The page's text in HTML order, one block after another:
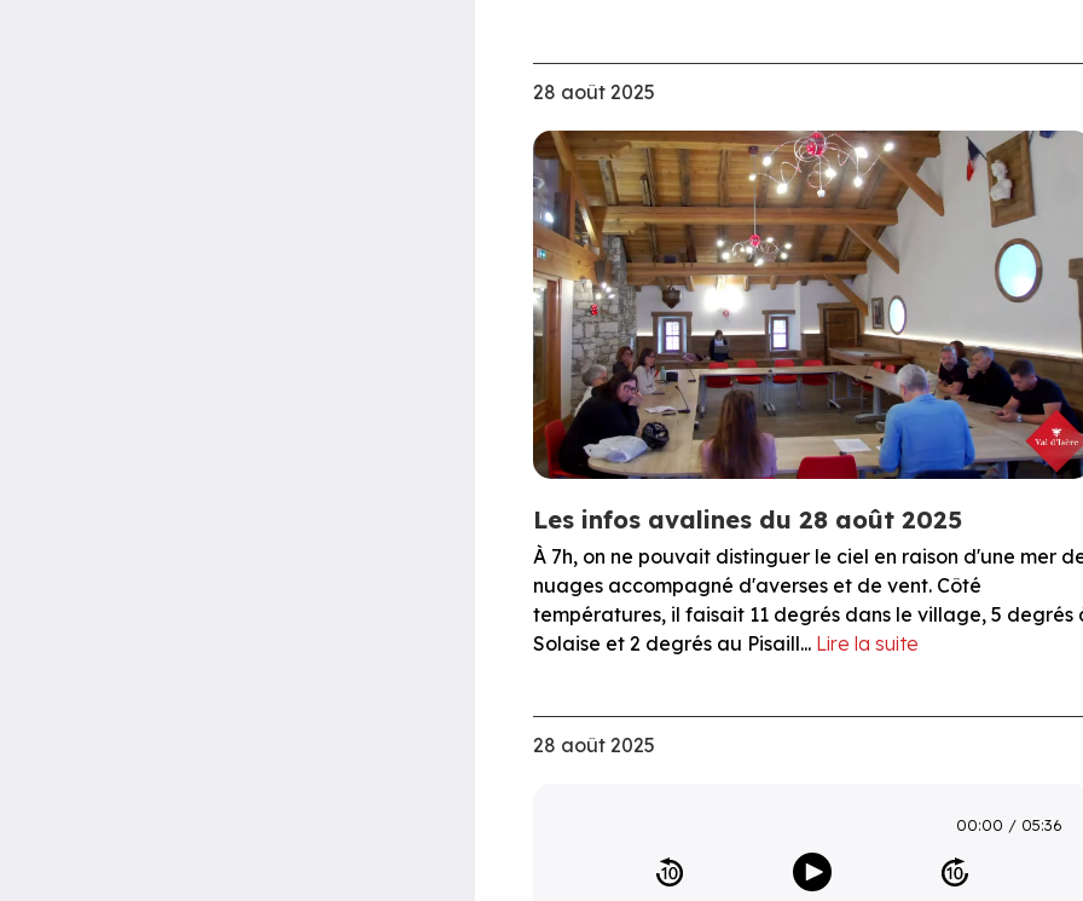
28 août 2025
Les infos avalines du 28 août 2025
À 7h, on ne pouvait distinguer le ciel en raison d'une mer
nuages accompagné d'averses et de vent. Côté
températures, il faisait 11 degrés dans le village, 5 degrés
Solaise et 2 degrés au Pisaill... Lire la suite
28 août 2025
00:00 05:36